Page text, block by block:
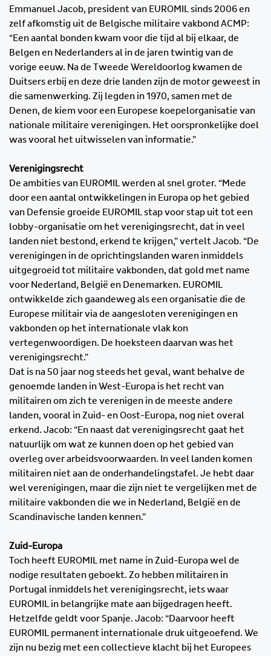
Emmanuel Jacob, president van EUROMIL sinds 2006 en
zelf afkomstig uit de Belgische militaire vakbond ACMP:
“Een aantal bonden kwam voor die tijd al bij elkaar, de
Belgen en Nederlanders al in de jaren twintig van de
vorige eeuw. Na de Tweede Wereldoorlog kwamen de
Duitsers erbij en deze drie landen zijn de motor geweest in
die samenwerking. Zij legden in 1970, samen met de
Denen, de kiem voor een Europese koepelorganisatie van
nationale militaire verenigingen. Het oorspronkelijke doel
was vooral het uitwisselen van informatie.”
Verenigingsrecht
De ambities van EUROMIL werden al snel groter. “Mede
door een aantal ontwikkelingen in Europa op het gebied
van Defensie groeide EUROMIL stap voor stap uit tot een
lobby-organisatie om het verenigingsrecht, dat in veel
landen niet bestond, erkend te krijgen,” vertelt Jacob. “De
verenigingen in de oprichtingslanden waren inmiddels
uitgegroeid tot militaire vakbonden, dat gold met name
voor Nederland, België en Denemarken. EUROMIL
ontwikkelde zich gaandeweg als een organisatie die de
Europese militair via de aangesloten verenigingen en
vakbonden op het internationale vlak kon
vertegenwoordigen. De hoeksteen daarvan was het
verenigingsrecht.”
Dat is na 50 jaar nog steeds het geval, want behalve de
genoemde landen in West-Europa is het recht van
militairen om zich te verenigen in de meeste andere
landen, vooral in Zuid- en Oost-Europa, nog niet overal
erkend. Jacob: “En naast dat verenigingsrecht gaat het
natuurlijk om wat ze kunnen doen op het gebied van
overleg over arbeidsvoorwaarden. In veel landen komen
militairen niet aan de onderhandelingstafel. Je hebt daar
wel verenigingen, maar die zijn niet te vergelijken met de
militaire vakbonden die we in Nederland, België en de
Scandinavische landen kennen.”
Zuid-Europa
Toch heeft EUROMIL met name in Zuid-Europa wel de
nodige resultaten geboekt. Zo hebben militairen in
Portugal inmiddels het verenigingsrecht, iets waar
EUROMIL in belangrijke mate aan bijgedragen heeft.
Hetzelfde geldt voor Spanje. Jacob: “Daarvoor heeft
EUROMIL permanent internationale druk uitgeoefend. We
zijn nu bezig met een collectieve klacht bij het Europees